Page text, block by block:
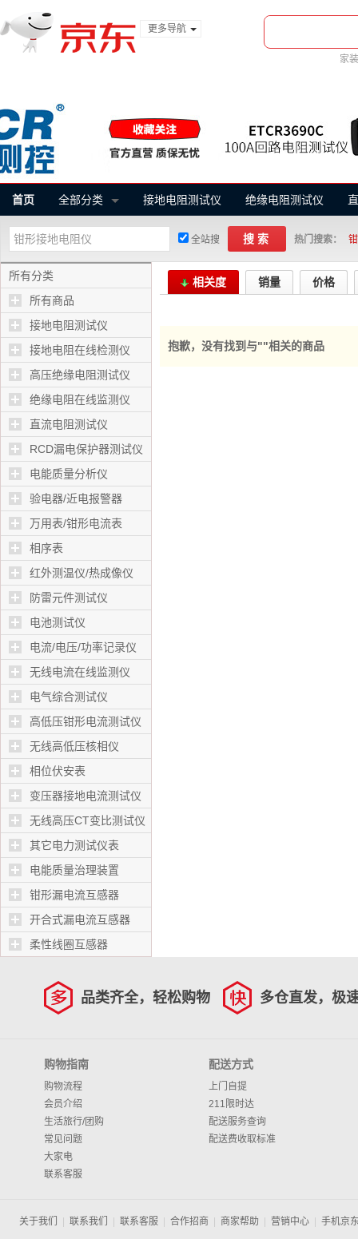
更多导航
家
首页 全部分类 接地电阻测试仪 绝缘电阻测试仪
全站搜 搜索 热门搜索：
所有分类
所有商品
接地电阻测试仪
接地电阻在线检测仪
高压绝缘电阻测试仪
绝缘电阻在线监测仪
直流电阻测试仪
RCD漏电保护器测试仪
电能质量分析仪
验电器/近电报警器
万用表/钳形电流表
相序表
红外测温仪/热成像仪
防雷元件测试仪
电池测试仪
电流/电压/功率记录仪
无线电流在线监测仪
电气综合测试仪
高低压钳形电流测试仪
无线高低压核相仪
相位伏安表
变压器接地电流测试仪
无线高压CT变比测试仪
其它电力测试仪表
电能质量治理装置
钳形漏电流互感器
开合式漏电流互感器
柔性线圈互感器
相关度 销量 价格
抱歉，没有找到与""相关的商品
品类齐全，轻松购物 多仓直发，极
购物指南
购物流程
会员介绍
生活旅行/团购
常见问题
大家电
联系客服
配送方式
上门自提
211限时达
配送服务查询
配送费收取标准
关于我们 联系我们 联系客服 合作招商 商家帮助 营销中心 手机京